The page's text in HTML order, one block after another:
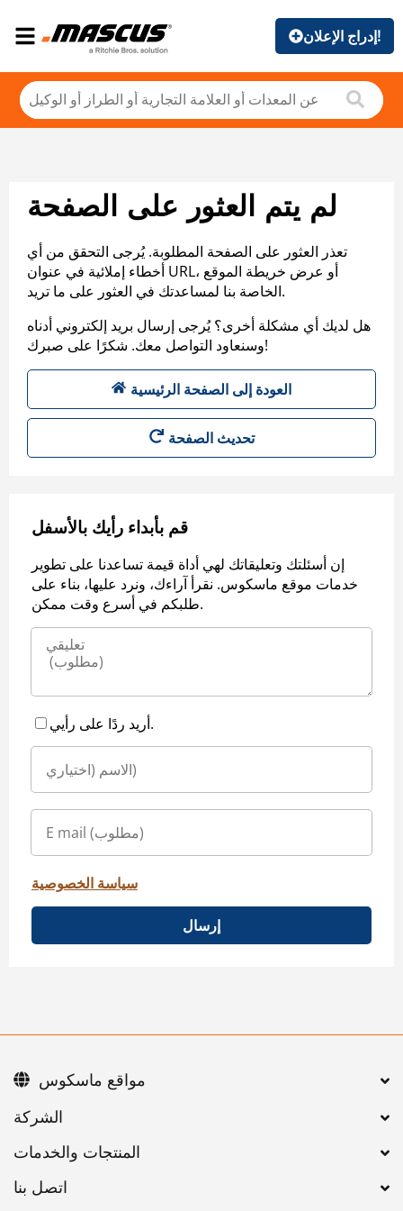
إدراج الإعلان!
لم يتم العثور على الصفحة
تعذر العثور على الصفحة المطلوبة. يُرجى التحقق من أي
أخطاء إملائية في عنوان URL، أو عرض خريطة الموقع
الخاصة بنا لمساعدتك في العثور على ما تريد.
هل لديك أي مشكلة أخرى؟ يُرجى إرسال بريد إلكتروني أدناه
وسنعاود التواصل معك. شكرًا على صبرك!
العودة إلى الصفحة الرئيسية
تحديث الصفحة
قم بأبداء رأيك بالأسفل
إن أسئلتك وتعليقاتك لهي أداة قيمة تساعدنا على تطوير
خدمات موقع ماسكوس. نقرأ آراءك، ونرد عليها، بناء على
طلبكم في أسرع وقت ممكن.
أريد ردًا على رأيي.
سياسة الخصوصية
إرسال
اتصل بنا
مواقع ماسكوس